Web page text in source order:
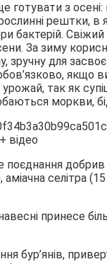
готувати з
рослинні рештки,
бактерій. Свіжий
За зиму
зручну для
якщо
так як
моркви,
добрив
селітра
принесе
бур’янів,